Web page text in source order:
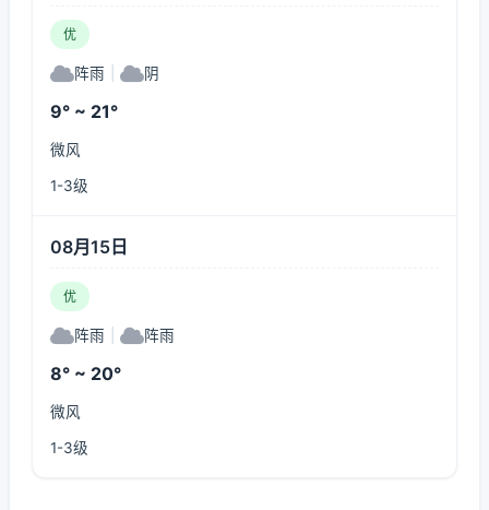
优
阵雨 阴
9° ~ 21°
微风
1-3级
08月15日
优
阵雨 阵雨
8° ~ 20°
微风
1-3级